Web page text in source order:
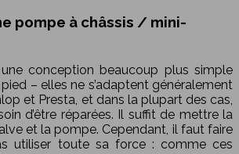
pompe à châssis / mini-
conception beaucoup plus simple
– elles ne s’adaptent généralement
et Presta, et dans la plupart des cas,
d’être réparées. Il suffit de mettre la
et la pompe. Cependant, il faut faire
utiliser toute sa force : comme ces